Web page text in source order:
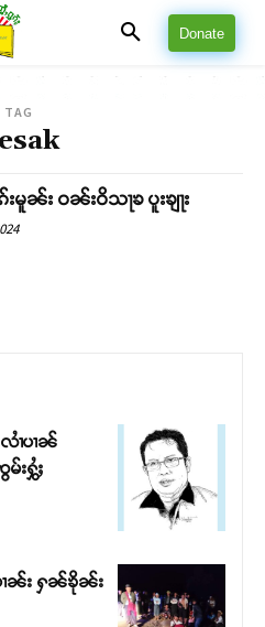
Donate
TAG
ၼ်း ဝၼ်းဝိသႃၶ ပူးၶျႃး
လၢႆပၢၼ်
မ်းႁွႆႈ
ၢၼ်း ႁၼ်ၶိုၼ်း